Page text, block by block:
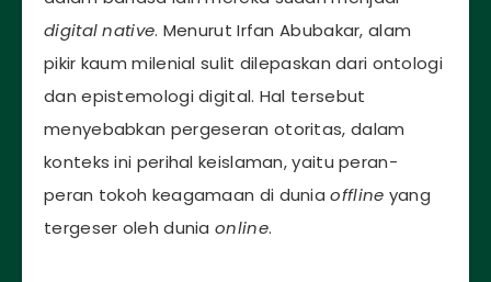
digital native. Menurut Irfan Abubakar, alam
pikir kaum milenial sulit dilepaskan dari ontologi
dan epistemologi digital. Hal tersebut
menyebabkan pergeseran otoritas, dalam
konteks ini perihal keislaman, yaitu peran-
peran tokoh keagamaan di duniaoffline yang
tergeser oleh duniaonline.